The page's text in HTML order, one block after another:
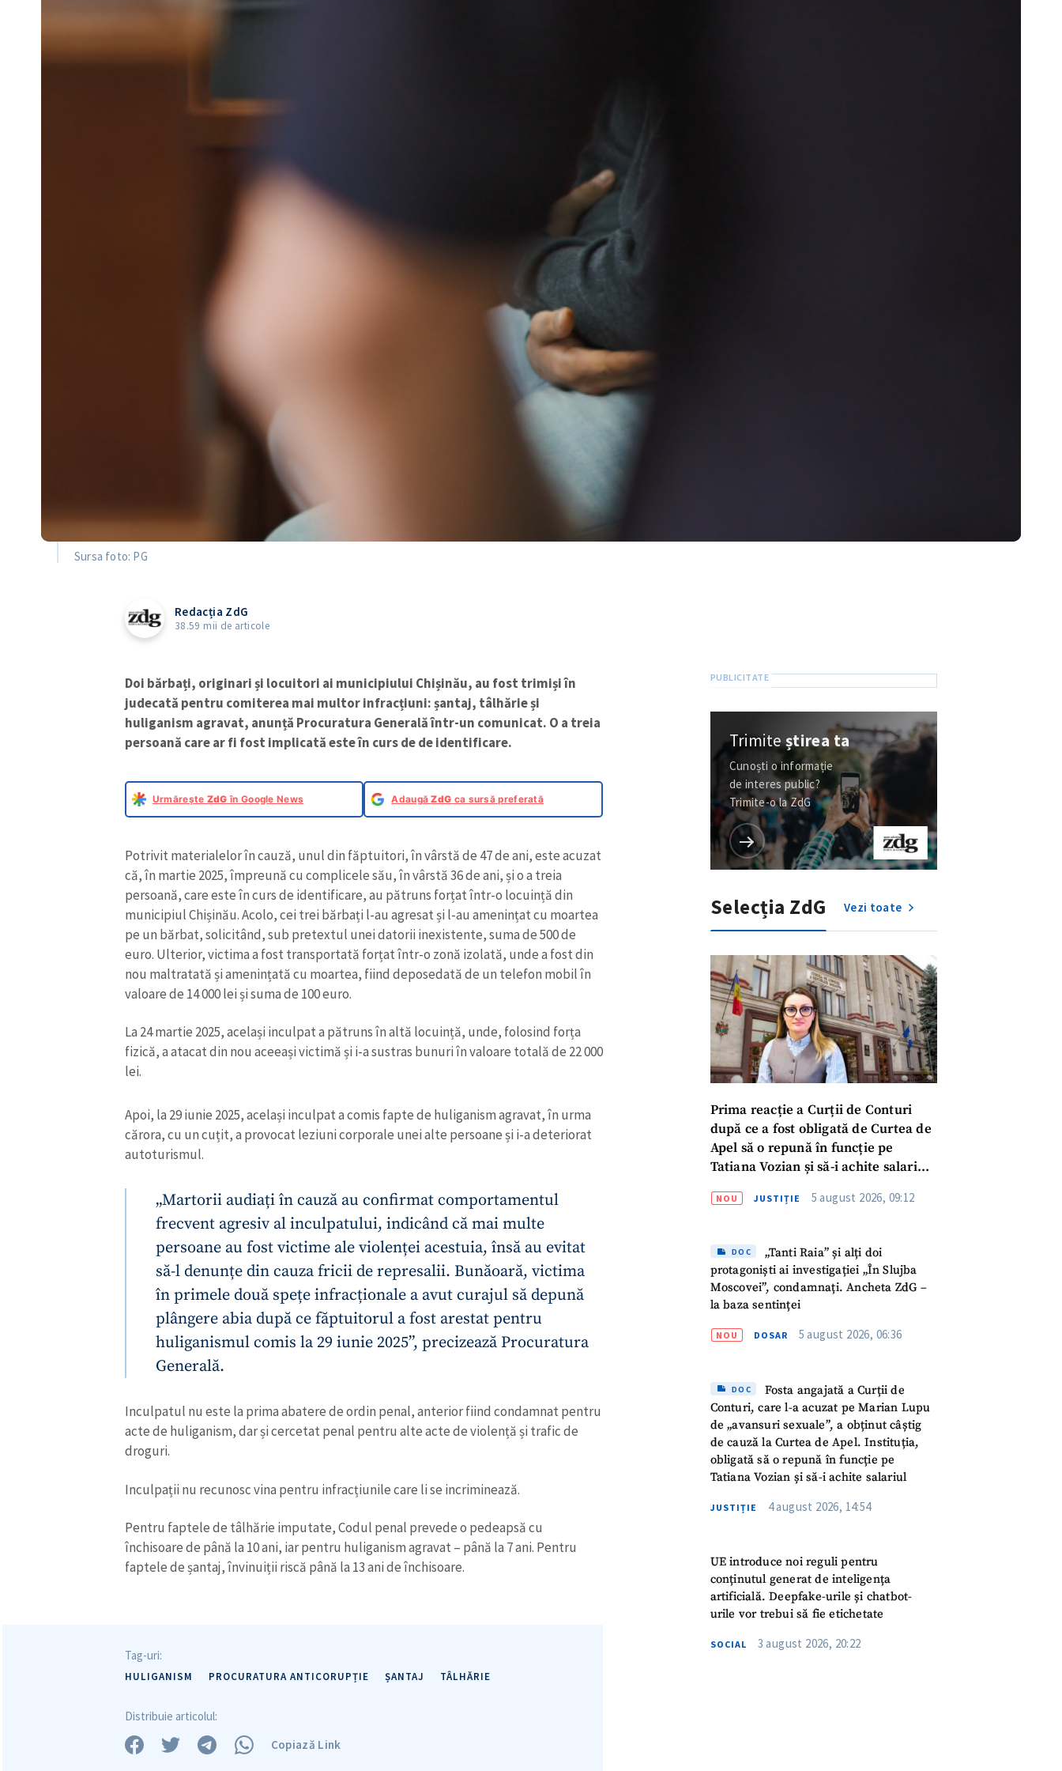
Sursa foto: PG
Redacția ZdG
38.59 mii de articole
Doi bărbați, originari și locuitori ai municipiului Chișinău, au fost trimiși în
judecată pentru comiterea mai multor infracțiuni: șantaj, tâlhărie și
huliganism agravat, anunță Procuratura Generală într-un comunicat. O a treia
persoană care ar fi fost implicată este în curs de de identificare.
Urmărește ZdG în Google News AdaugăZdG ca sursă preferată
Potrivit materialelor în cauză, unul din făptuitori, în vârstă de 47 de ani, este acuzat
că, în martie 2025, împreună cu complicele său, în vârstă 36 de ani, și o a treia
persoană, care este în curs de identificare, au pătruns forțat într-o locuință din
municipiul Chișinău. Acolo, cei trei bărbați l-au agresat și l-au amenințat cu moartea
pe un bărbat, solicitând, sub pretextul unei datorii inexistente, suma de 500 de
euro. Ulterior, victima a fost transportată forțat într-o zonă izolată, unde a fost din
nou maltratată și amenințată cu moartea, fiind deposedată de un telefon mobil în
valoare de 14 000 lei și suma de 100 euro.
La 24 martie 2025, același inculpat a pătruns în altă locuință, unde, folosind forța
fizică, a atacat din nou aceeași victimă și i-a sustras bunuri în valoare totală de 22 000
lei.
Apoi, la 29 iunie 2025, același inculpat a comis fapte de huliganism agravat, în urma
cărora, cu un cuțit, a provocat leziuni corporale unei alte persoane și i-a deteriorat
autoturismul.
„Martorii audiați în cauză au confirmat comportamentul
frecvent agresiv al inculpatului, indicând că mai multe
persoane au fost victime ale violenței acestuia, însă au evitat
să-l denunțe din cauza fricii de represalii. Bunăoară, victima
în primele două spețe infracționale a avut curajul să depună
plângere abia după ce făptuitorul a fost arestat pentru
huliganismul comis la 29 iunie 2025”, precizează Procuratura
Generală.
Inculpatul nu este la prima abatere de ordin penal, anterior fiind condamnat pentru
acte de huliganism, dar și cercetat penal pentru alte acte de violență și trafic de
droguri.
Inculpații nu recunosc vina pentru infracțiunile care li se incriminează.
Pentru faptele de tâlhărie imputate, Codul penal prevede o pedeapsă cu
închisoare de până la 10 ani, iar pentru huliganism agravat – până la 7 ani. Pentru
faptele de șantaj, învinuiții riscă până la 13 ani de închisoare.
Tag-uri:
HULIGANISM PROCURATURA ANTICORUPȚIE ȘANTAJ TÂLHĂRIE
Distribuie articolul:
Copiază Link
Trimiteștirea ta
Cunoști o informație
de interes public?
Trimite-o la ZdG
Selecția ZdG Vezi toate
Prima reacție a Curții de Conturi
după ce a fost obligată de Curtea de
Apel să o repună în funcție pe
Tatiana Vozian și să-i achite salariul
muncă”
NOU JUSTIȚIE 5 august 2026, 09:12
DOC
„Tanti Raia” și alți doi
protagoniști ai investigației „În Slujba
Moscovei”, condamnați. Ancheta ZdG –
la baza sentinței
NOU DOSAR 5 august 2026, 06:36
DOC
Fosta angajată a Curții de
Conturi, care l-a acuzat pe Marian Lupu
de „avansuri sexuale”, a obținut câștig
de cauză la Curtea de Apel. Instituția,
obligată să o repună în funcție pe
Tatiana Vozian și să-i achite salariul
JUSTIȚIE 4 august 2026, 14:54
UE introduce noi reguli pentru
conținutul generat de inteligența
artificială. Deepfake-urile și chatbot-
urile vor trebui să fie etichetate
SOCIAL 3 august 2026, 20:22
ȘTIREA MEA
Titlu știre + Adaugă titlu
Link media + Link media
+ Emailul meu
+ Telefon personal
Am citit și sunt de acord cupolitica de